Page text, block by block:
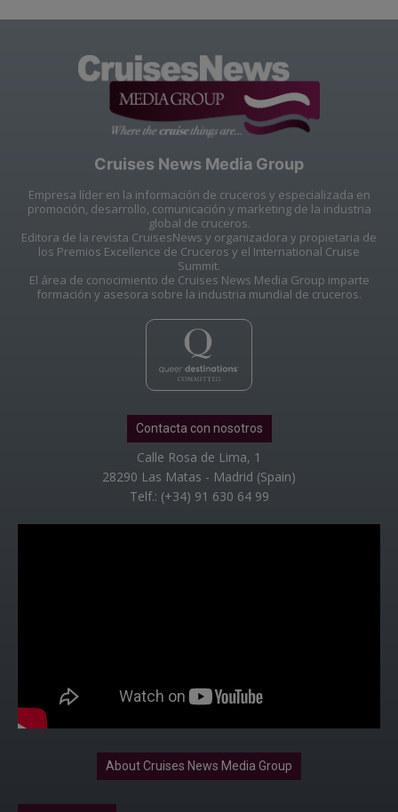
Cruises News Media Group
Empresa líder en la información de cruceros y especializada en
promoción, desarrollo, comunicación y marketing de la industria
global de cruceros.
Editora de la revista CruisesNews y organizadora y propietaria de
los Premios Excellence de Cruceros y el International Cruise
Summit.
El área de conocimiento de Cruises News Media Group imparte
formación y asesora sobre la industria mundial de cruceros.
Contacta con nosotros
Calle Rosa de Lima, 1
28290 Las Matas - Madrid (Spain)
Telf.: (+34) 91 630 64 99
About Cruises News Media Group